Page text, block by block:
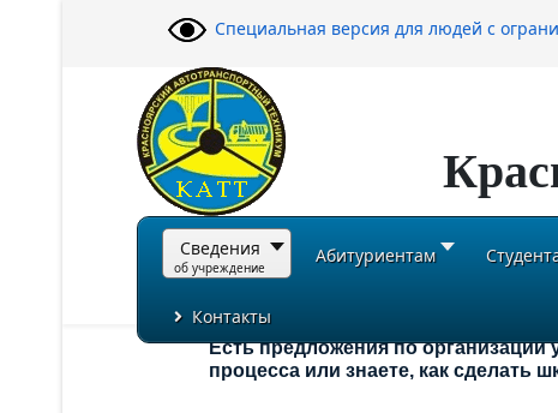
Специальная версия для людей с
Сведения
об учреждение
Абитуриентам
Контакты
Есть предложения по организации
процесса или знаете, как сделать